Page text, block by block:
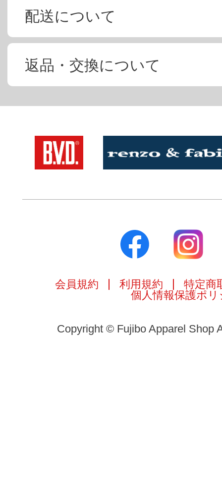
配送について
返品・交換について
会員規約 利用規約
特定商
個人情報保護ポリ
Copyright © Fujibo Apparel Shop